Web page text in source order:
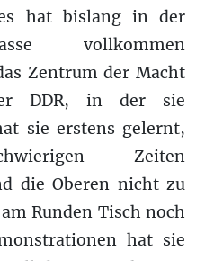
hat bislang in der
vollkommen
Zentrum der Macht
DDR, in der sie
sie erstens gelernt,
Zeiten
die Oberen nicht zu
Runden Tisch noch
hat sie